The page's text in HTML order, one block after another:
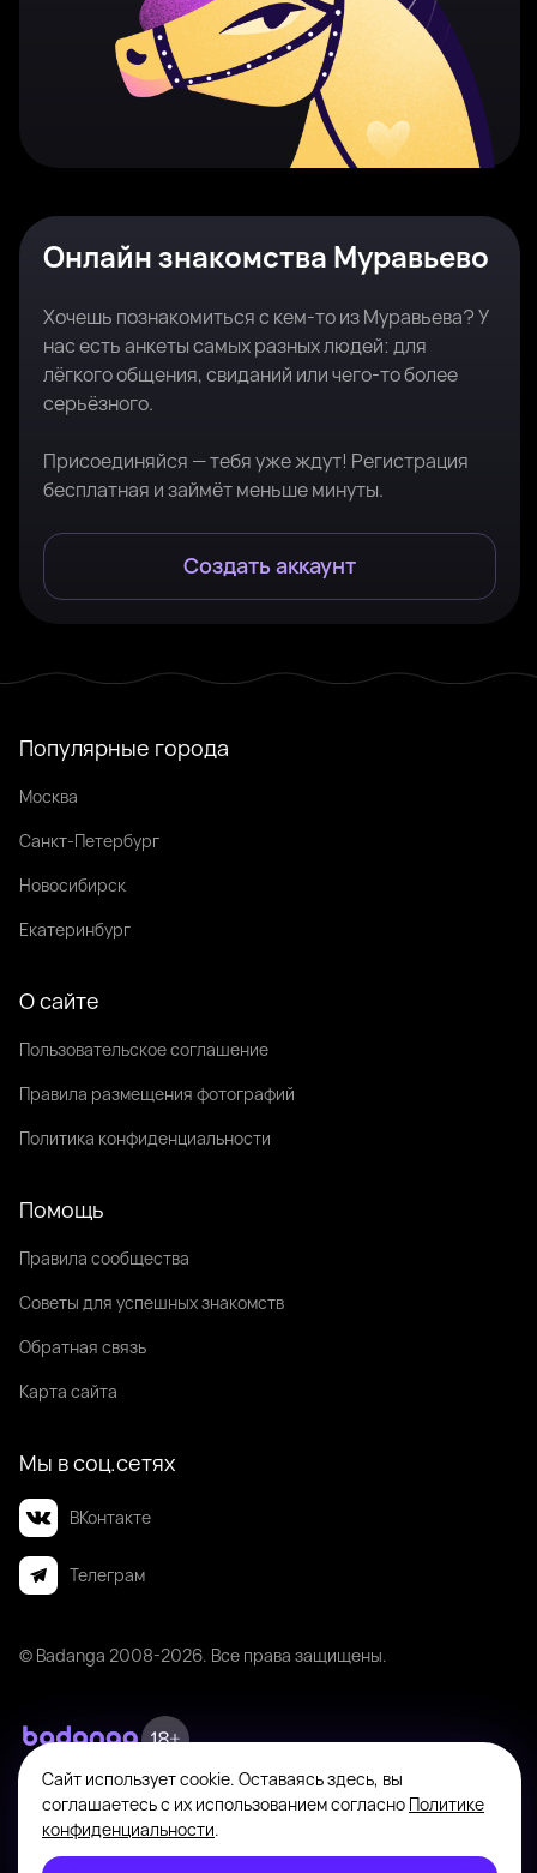
Онлайн знакомства Муравьево
Хочешь познакомиться с кем-то из Муравьева? У
нас есть анкеты самых разных людей: для
лёгкого общения, свиданий или чего-то более
серьёзного.
Присоединяйся — тебя уже ждут! Регистрация
бесплатная и займёт меньше минуты.
Создать аккаунт
Популярные города
Москва
Санкт-Петербург
Новосибирск
Екатеринбург
О сайте
Пользовательское соглашение
Правила размещения фотографий
Политика конфиденциальности
Помощь
Правила сообщества
Советы для успешных знакомств
Обратная связь
Карта сайта
Мы в соц.сетях
ВКонтакте
Телеграм
© Badanga 2008-2026 . Все права защищены.
Badanga не является площадкой для оказания или поиска платных
интимных услуг. Платформа предназначена исключительно для личного
общения между совершеннолетними пользователями с целью поиска
Сайт использует cookie. Оставаясь здесь, вы
соглашаетесь с их использованием согласно Политике
конфиденциальности.